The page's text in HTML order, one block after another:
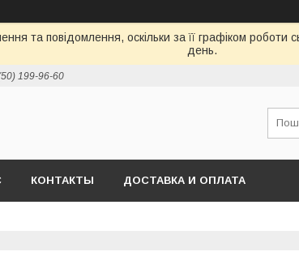
та повідомлення, оскільки за її графіком
день.
199-96-60
КОНТАКТЫ ДОСТАВКА И ОПЛАТА